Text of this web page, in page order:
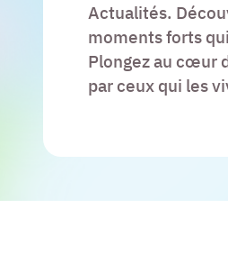
Actualités.
moments forts
Plongez au cœur
par ceux qui les